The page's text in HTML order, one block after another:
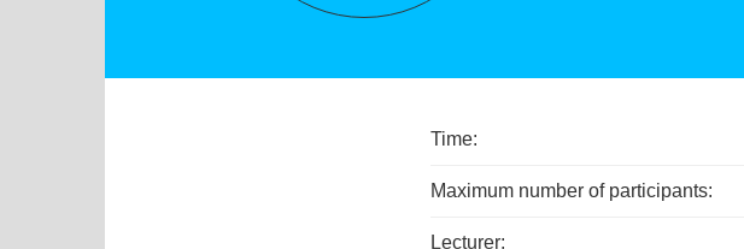
Time:
Maximum number of participants:
Lecturer: